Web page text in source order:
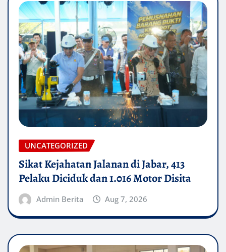
UNCATEGORIZED
Sikat Kejahatan Jalanan di Jabar, 413
Pelaku Diciduk dan 1.016 Motor Disita
Admin Berita Aug 7, 2026